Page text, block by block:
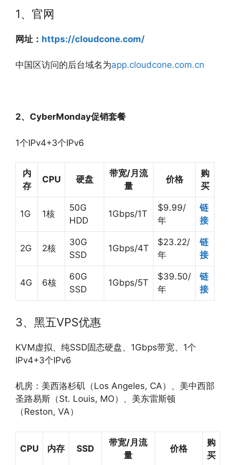
1、官网
网址： https://cloudcone.com/
中国区访问的后台域名为app.cloudcone.com.cn
2、CyberMonday促销套餐
1个IPv4+3个IPv6
内
存
CPU 硬盘
带宽/月流
量
价格
购
买
1G 1核
50G
HDD
1Gbps/1T
$9.99/
年
链
接
2G 2核
30G
SSD
1Gbps/4T
$23.22/
年
链
接
4G 6核
60G
SSD
1Gbps/5T
$39.50/
年
链
接
3、黑五VPS优惠
KVM虚拟、纯SSD固态硬盘、1Gbps带宽、1个
IPv4+3个IPv6
机房：美西洛杉矶（Los Angeles, CA）、美中西部
圣路易斯（St. Louis, MO）、美东雷斯顿
（Reston, VA）
CPU 内存 SSD
带宽/月流
量
价格
购
买